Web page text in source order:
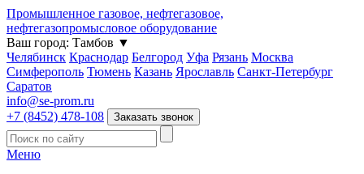
Промышленное газовое, нефтегазовое,
нефтегазопромысловое оборудование
Ваш город: Тамбов ▼
Челябинск Краснодар Белгород Уфа Рязань Москва
Симферополь Тюмень Казань Ярославль Санкт-Петербург
Саратов
info@se-prom.ru
+7 (8452) 478-108
Заказать звонок
Меню